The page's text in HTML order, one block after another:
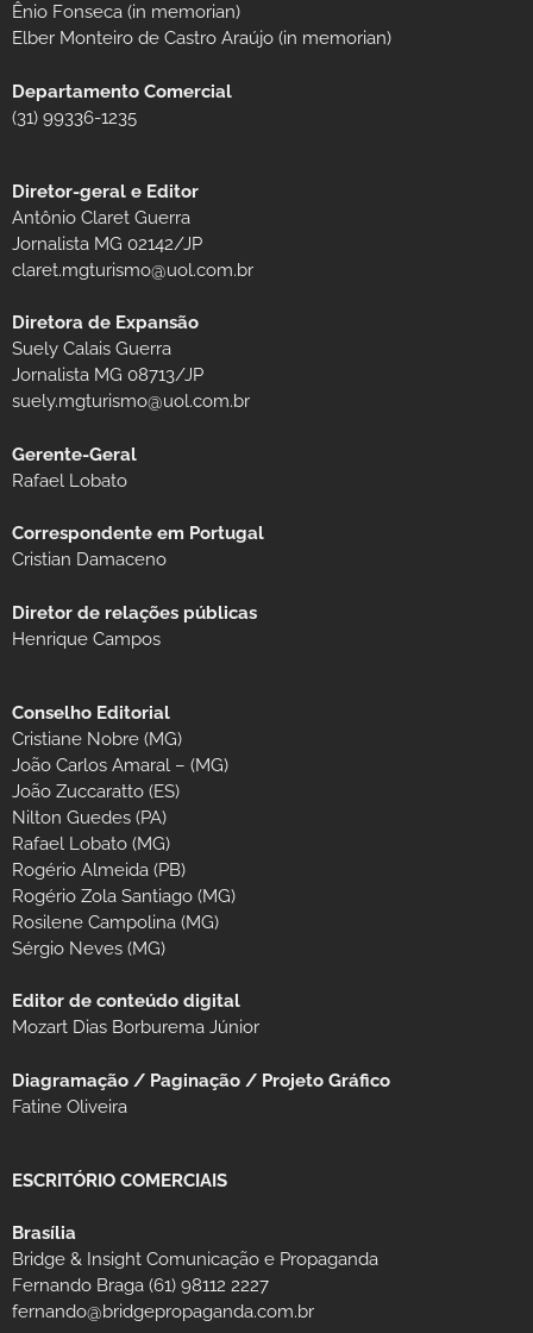
Ênio Fonseca (in memorian)
Elber Monteiro de Castro Araújo (in memorian)
Departamento Comercial
(31) 99336-1235
Diretor-geral e Editor
Antônio Claret Guerra
Jornalista MG 02142/JP
claret.mgturismo@uol.com.br
Diretora de Expansão
Suely Calais Guerra
Jornalista MG 08713/JP
suely.mgturismo@uol.com.br
Gerente-Geral
Rafael Lobato
Correspondente em Portugal
Cristian Damaceno
Diretor de relações públicas
Henrique Campos
Conselho Editorial
Cristiane Nobre (MG)
João Carlos Amaral – (MG)
João Zuccaratto (ES)
Nilton Guedes (PA)
Rafael Lobato (MG)
Rogério Almeida (PB)
Rogério Zola Santiago (MG)
Rosilene Campolina (MG)
Sérgio Neves (MG)
Editor de conteúdo digital
Mozart Dias Borburema Júnior
Diagramação / Paginação / Projeto Gráfico
Fatine Oliveira
ESCRITÓRIO COMERCIAIS
Brasília
Bridge & Insight Comunicação e Propaganda
Fernando Braga (61) 98112 2227
fernando@bridgepropaganda.com.br